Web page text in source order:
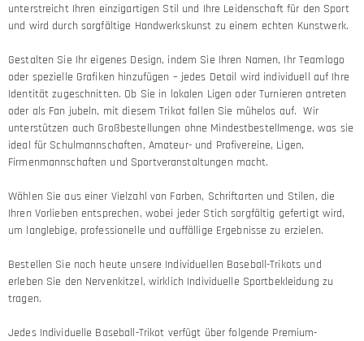
unterstreicht Ihren einzigartigen Stil und Ihre Leidenschaft für den Sport
und wird durch sorgfältige Handwerkskunst zu einem echten Kunstwerk.
Gestalten Sie Ihr eigenes Design, indem Sie Ihren Namen, Ihr Teamlogo
oder spezielle Grafiken hinzufügen – jedes Detail wird individuell auf Ihre
Identität zugeschnitten. Ob Sie in lokalen Ligen oder Turnieren antreten
oder als Fan jubeln, mit diesem Trikot fallen Sie mühelos auf. Wir
unterstützen auch Großbestellungen ohne Mindestbestellmenge, was sie
ideal für Schulmannschaften, Amateur- und Profivereine, Ligen,
Firmenmannschaften und Sportveranstaltungen macht.
Wählen Sie aus einer Vielzahl von Farben, Schriftarten und Stilen, die
Ihren Vorlieben entsprechen, wobei jeder Stich sorgfältig gefertigt wird,
um langlebige, professionelle und auffällige Ergebnisse zu erzielen.
Bestellen Sie noch heute unsere Individuellen Baseball-Trikots und
erleben Sie den Nervenkitzel, wirklich Individuelle Sportbekleidung zu
tragen.
Jedes Individuelle Baseball-Trikot verfügt über folgende Premium-